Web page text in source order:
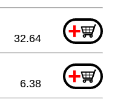
+
32.64
+
6.38